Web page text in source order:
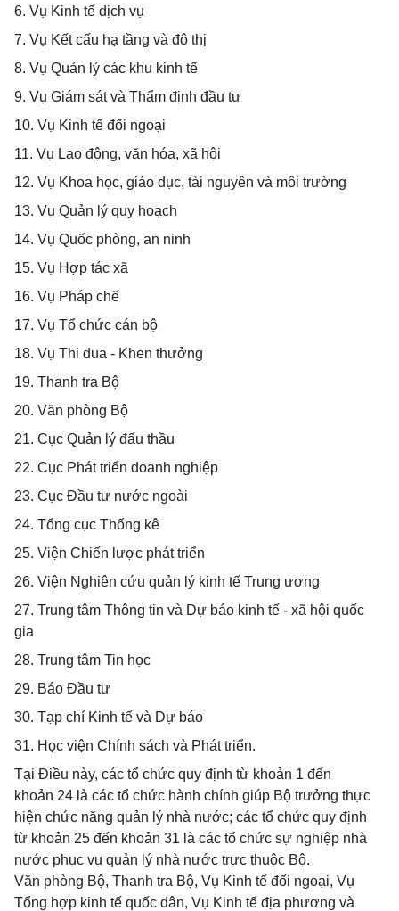
6. Vụ Kinh tế dịch vụ
7. Vụ Kết cấu hạ tầng và đô thị
8. Vụ Quản lý các khu kinh tế
9. Vụ Giám sát và Thẩm định đầu tư
10. Vụ Kinh tế đối ngoại
11. Vụ Lao động, văn hóa, xã hội
12. Vụ Khoa học, giáo dục, tài nguyên và môi trường
13. Vụ Quản lý quy hoạch
14. Vụ Quốc phòng, an ninh
15. Vụ Hợp tác xã
16. Vụ Pháp chế
17. Vụ Tổ chức cán bộ
18. Vụ Thi đua - Khen thưởng
19. Thanh tra Bộ
20. Văn phòng Bộ
21. Cục Quản lý đấu thầu
22. Cục Phát triển doanh nghiệp
23. Cục Đầu tư nước ngoài
24. Tổng cục Thống kê
25. Viện Chiến lược phát triển
26. Viện Nghiên cứu quản lý kinh tế Trung ương
27. Trung tâm Thông tin và Dự báo kinh tế - xã hội quốc
gia
28. Trung tâm Tin học
29. Báo Đầu tư
30. Tạp chí Kinh tế và Dự báo
31. Học viện Chính sách và Phát triển.
Tại Điều này, các tổ chức quy định từ khoản 1 đến
khoản 24 là các tổ chức hành chính giúp Bộ trưởng thực
hiện chức năng quản lý nhà nước; các tổ chức quy định
từ khoản 25 đến khoản 31 là các tổ chức sự nghiệp nhà
nước phục vụ quản lý nhà nước trực thuộc Bộ.
Văn phòng Bộ, Thanh tra Bộ, Vụ Kinh tế đối ngoại, Vụ
Tổng hợp kinh tế quốc dân, Vụ Kinh tế địa phương và